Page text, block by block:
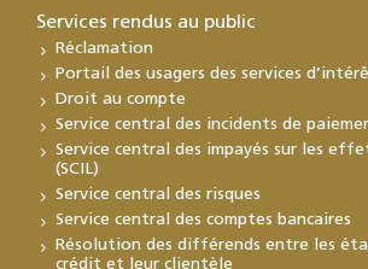
Services rendus au public
Réclamation
Portail des usagers des services
Droit au compte
Service central des incidents de
Service central des impayés sur les
(SCIL)
Service central des risques
Service central des comptes bancaires
Résolution des différends entre les
crédit et leur clientèle